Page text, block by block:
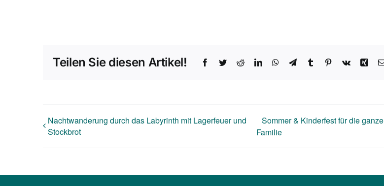
Teilen Sie diesen Artikel! Facebook
TwitterRedditLinkedInWhatsApp
TelegramTumblrPinterest
Vk Xing
Nachtwanderung durch das Labyrinth mit Lagerfeuer und
Stockbrot
Sommer & Kinderfest für die ganze
Familie